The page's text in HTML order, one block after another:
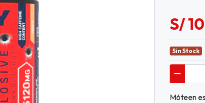
S/
Sin Stock
M6teen